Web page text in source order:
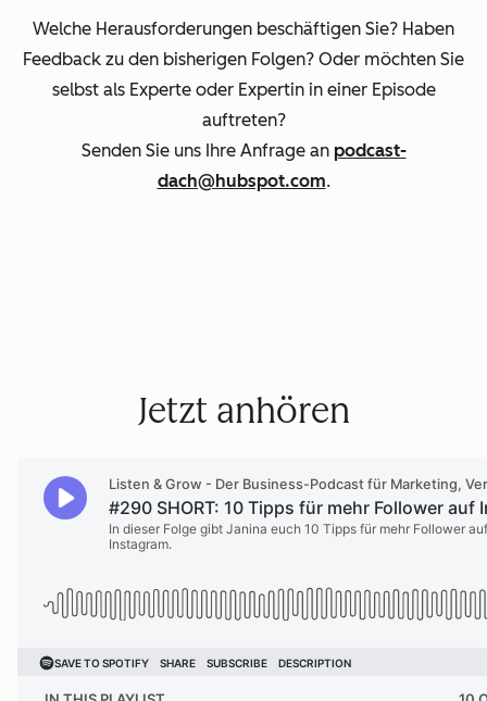
Welche Herausforderungen beschäftigen Sie? Haben
Feedback zu den bisherigen Folgen? Oder möchten Sie
selbst als Experte oder Expertin in einer Episode
auftreten?
Senden Sie uns Ihre Anfrage an podcast-
dach@hubspot.com.
Jetzt anhören